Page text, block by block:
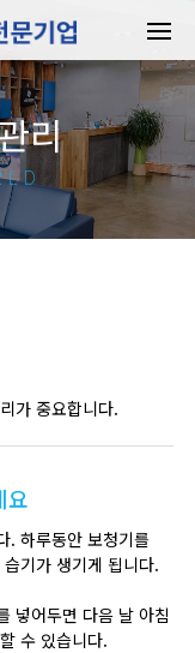
리
가 중요합니다.
요
. 하루동안 보청기를
기가 생기게 됩니다.
넣어두면 다음 날 아침
수 있습니다.